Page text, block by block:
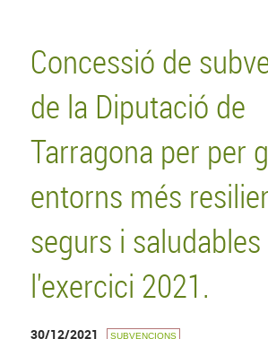
Concessió de
de la Diputació de
Tarragona per per
entorns més
segurs i
l'exercici 2021.
30/12/2021 SUBVENCIONS